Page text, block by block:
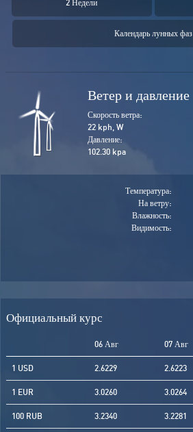
2 Недели
Календарь лунных фаз
Ветер и давление
Скорость ветра:
22 kph, W
Давление:
102.30 kpa
Температура:
На ветру:
Влажность:
Видимость:
Официальный курс
06 Авг 07 Авг
1 USD 2.6229 2.6223
1 EUR 3.0260 3.0264
100 RUB 3.2340 3.2281